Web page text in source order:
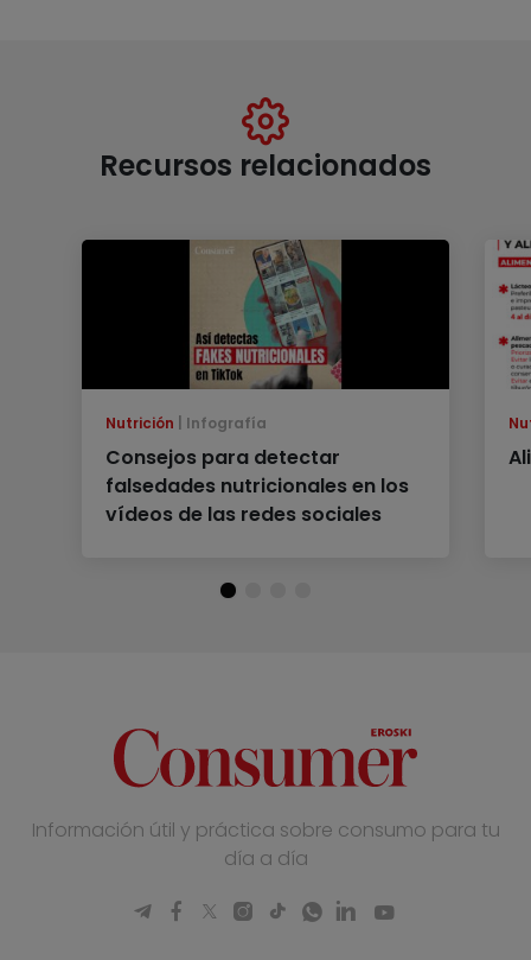
Recursos relacionados
Nutrición Infografía
Consejos para detectar
falsedades nutricionales en los
vídeos de las redes sociales
Información útil y práctica sobre consumo para tu
día a día